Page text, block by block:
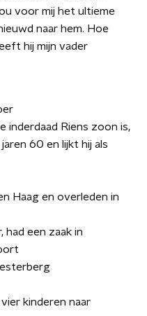
voor mij het ultieme
naar hem. Hoe
hij mijn vader
inderdaad Riens zoon is,
60 en lijkt hij als
Haag en overleden in
een zaak in
kinderen naar